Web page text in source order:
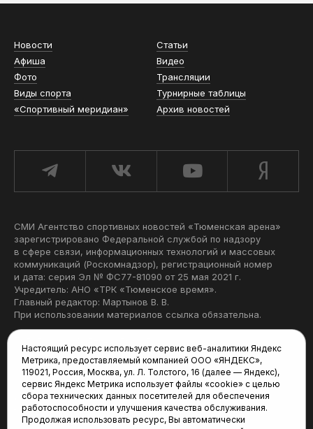
Новости
Статьи
Афиша
Видео
Фото
Трансляции
Виды спорта
Турнирные таблицы
«Спортивный меридиан»
Архив новостей
СМИ Агентство спортивных новостей «Тюменская арена»
зарегистрировано Федеральной службой по надзору
в сфере связи, информационных технологий и массовых
коммуникаций (Роскомнадзор), регистрационный номер
и дата: серия Эл № ФС77-81090 от 25 мая 2021 г.
Учредитель: АНО «ТРК «Тюменское время».
Главный редактор: Мартынов В. В.
При использовании материалов ссылка обязательна.
Редакция:
625035, Тюмень, пр. Геологоразведчиков, 28А
(3452) 68-22-28
tum-arena@mail.ru
Настоящий ресурс использует сервис веб-аналитики Яндекс
Метрика, предоставляемый компанией ООО «ЯНДЕКС»,
119021, Россия, Москва, ул. Л. Толстого, 16 (далее — Яндекс),
сервис Яндекс Метрика использует файлы «cookie» с целью
сбора технических данных посетителей для обеспечения
работоспособности и улучшения качества обслуживания.
Продолжая использовать ресурс, Вы автоматически